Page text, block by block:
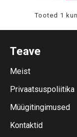
Tooted 1
Teave
Meist
Privaatsuspoliitika
Müügitingimused
Kontaktid